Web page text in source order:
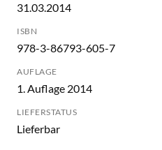
31.03.2014
ISBN
978-3-86793-605-7
AUFLAGE
1. Auflage 2014
LIEFERSTATUS
Lieferbar